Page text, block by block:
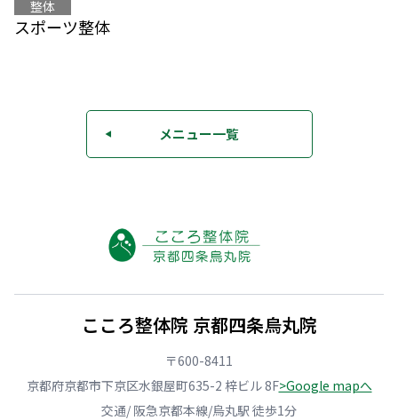
整体
スポーツ整体
◀ メニュー一覧
こころ整体院 京都四条烏丸院
〒600-8411
京都府京都市下京区水銀屋町635-2 梓ビル 8F>Google mapへ
交通/ 阪急京都本線/烏丸駅 徒歩1分